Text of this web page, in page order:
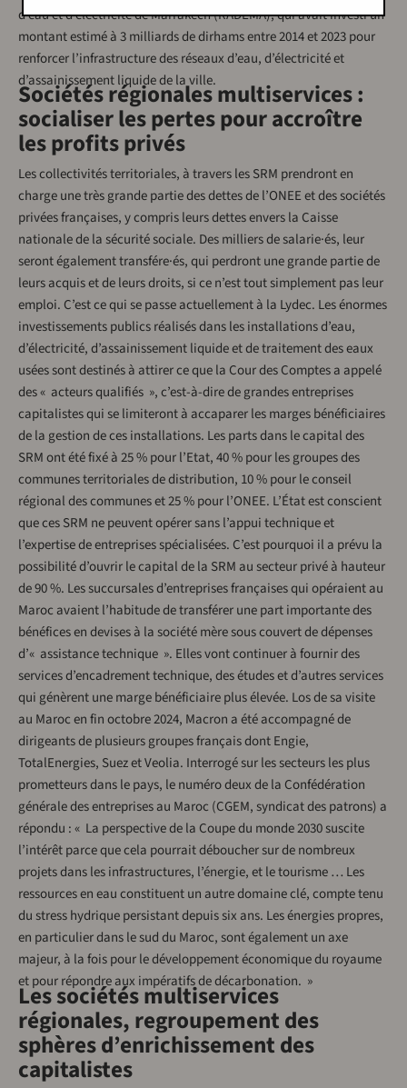
d’eau et d’électricité de Marrakech (RADEMA), qui avait investi un
montant estimé à 3 milliards de dirhams entre 2014 et 2023 pour
renforcer l’infrastructure des réseaux d’eau, d’électricité et
d’assainissement liquide de la ville.
Sociétés régionales multiservices :
socialiser les pertes pour accroître
les profits privés
Les collectivités territoriales, à travers les SRM prendront en
charge une très grande partie des dettes de l’ONEE et des sociétés
privées françaises, y compris leurs dettes envers la Caisse
nationale de la sécurité sociale. Des milliers de salarie·és, leur
seront également transfére·és, qui perdront une grande partie de
leurs acquis et de leurs droits, si ce n’est tout simplement pas leur
emploi. C’est ce qui se passe actuellement à la Lydec. Les énormes
investissements publics réalisés dans les installations d’eau,
d’électricité, d’assainissement liquide et de traitement des eaux
usées sont destinés à attirer ce que la Cour des Comptes a appelé
des « acteurs qualifiés », c’est-à-dire de grandes entreprises
capitalistes qui se limiteront à accaparer les marges bénéficiaires
de la gestion de ces installations. Les parts dans le capital des
SRM ont été fixé à 25 % pour l’Etat, 40 % pour les groupes des
communes territoriales de distribution, 10 % pour le conseil
régional des communes et 25 % pour l’ONEE. L’État est conscient
que ces SRM ne peuvent opérer sans l’appui technique et
l’expertise de entreprises spécialisées. C’est pourquoi il a prévu la
possibilité d’ouvrir le capital de la SRM au secteur privé à hauteur
de 90 %. Les succursales d’entreprises françaises qui opéraient au
Maroc avaient l’habitude de transférer une part importante des
bénéfices en devises à la société mère sous couvert de dépenses
d’« assistance technique ». Elles vont continuer à fournir des
services d’encadrement technique, des études et d’autres services
qui génèrent une marge bénéficiaire plus élevée. Los de sa visite
au Maroc en fin octobre 2024, Macron a été accompagné de
dirigeants de plusieurs groupes français dont Engie,
TotalEnergies, Suez et Veolia. Interrogé sur les secteurs les plus
prometteurs dans le pays, le numéro deux de la Confédération
générale des entreprises au Maroc (CGEM, syndicat des patrons) a
répondu : « La perspective de la Coupe du monde 2030 suscite
l’intérêt parce que cela pourrait déboucher sur de nombreux
projets dans les infrastructures, l’énergie, et le tourisme … Les
ressources en eau constituent un autre domaine clé, compte tenu
du stress hydrique persistant depuis six ans. Les énergies propres,
en particulier dans le sud du Maroc, sont également un axe
majeur, à la fois pour le développement économique du royaume
et pour répondre aux impératifs de décarbonation. »
Les sociétés multiservices
régionales, regroupement des
sphères d’enrichissement des
capitalistes